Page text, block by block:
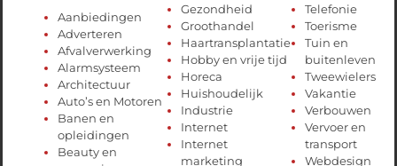
Aanbiedingen
Adverteren
Afvalverwerking
Alarmsysteem
Architectuur
Auto’s en Motoren
Banen en
opleidingen
Beauty en
Gezondheid
Groothandel
Haartransplantatie
Hobby en vrije tijd
Horeca
Huishoudelijk
Industrie
Internet
Internet
marketing
Telefonie
Toerisme
Tuin en
buitenleven
Tweewielers
Vakantie
Verbouwen
Vervoer en
transport
Webdesign